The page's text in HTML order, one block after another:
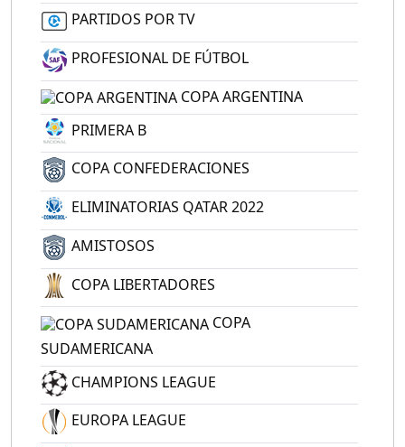
PARTIDOS POR TV
PROFESIONAL DE FÚTBOL
COPA ARGENTINA
PRIMERA B
COPA CONFEDERACIONES
ELIMINATORIAS QATAR 2022
AMISTOSOS
COPA LIBERTADORES
COPA
SUDAMERICANA
CHAMPIONS LEAGUE
EUROPA LEAGUE